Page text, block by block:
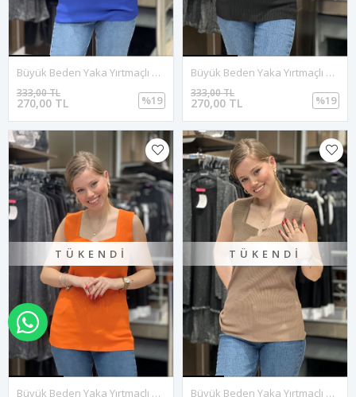
Büyük Beden Yaka Yırtmaçlı Triko Bluz-Saksmavi
270,00 TL
333,00 TL
%19
Büyük Beden Yaka Yırtmaçlı Triko Bluz-Siyah
270,00 TL
333,00 TL
%19
TÜKENDI
Büyük Beden Yaka Yırtmaçlı Triko Bluz-Turuncu
TÜKENDI
Büyük Beden Yaka Yırtmaçlı Triko Bluz-Vizon
WHATSAPP İLE SİPARİŞ VER